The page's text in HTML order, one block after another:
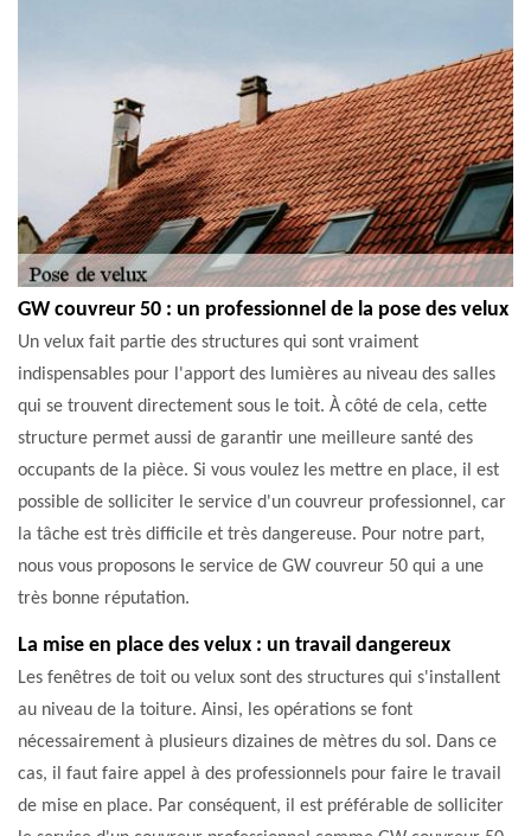
GW couvreur 50 : un professionnel de la pose des velux
Un velux fait partie des structures qui sont vraiment
indispensables pour l'apport des lumières au niveau des salles
qui se trouvent directement sous le toit. À côté de cela, cette
structure permet aussi de garantir une meilleure santé des
occupants de la pièce. Si vous voulez les mettre en place, il est
possible de solliciter le service d'un couvreur professionnel, car
la tâche est très difficile et très dangereuse. Pour notre part,
nous vous proposons le service de GW couvreur 50 qui a une
très bonne réputation.
La mise en place des velux : un travail dangereux
Les fenêtres de toit ou velux sont des structures qui s'installent
au niveau de la toiture. Ainsi, les opérations se font
nécessairement à plusieurs dizaines de mètres du sol. Dans ce
cas, il faut faire appel à des professionnels pour faire le travail
de mise en place. Par conséquent, il est préférable de solliciter